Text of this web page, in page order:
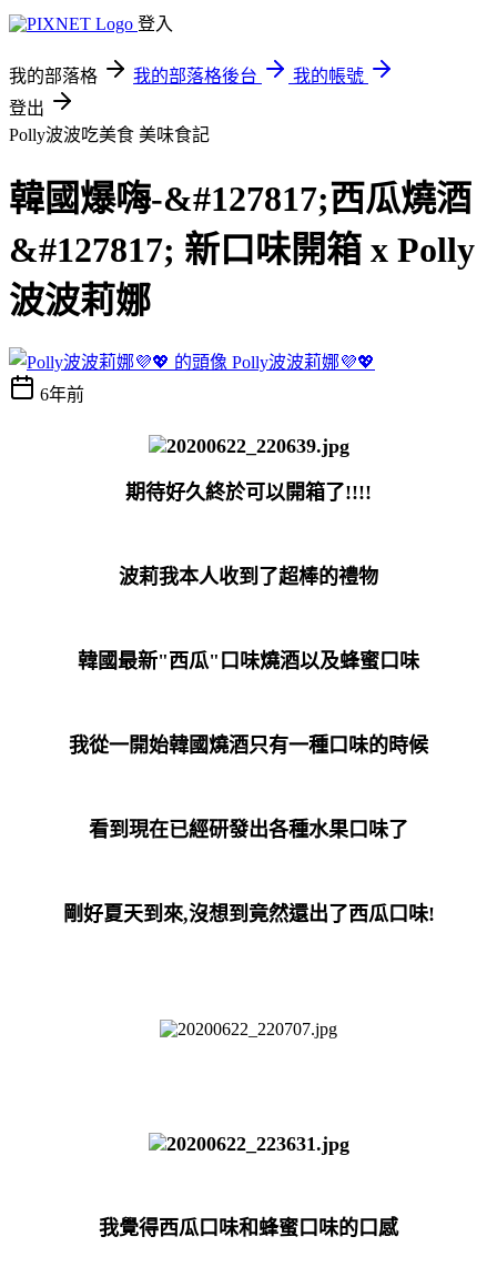
登入
我的部落格 我的部落格後台
我的帳號
登出
Polly波波吃美食 美味食記
韓國爆嗨-&#127817;西瓜燒酒
&#127817; 新口味開箱 x Polly
波波莉娜
Polly波波莉娜💜💖
6年前
期待好久終於可以開箱了!!!!
波莉我本人收到了超棒的禮物
韓國最新"西瓜"口味燒酒以及蜂蜜口味
我從一開始韓國燒酒只有一種口味的時候
看到現在已經研發出各種水果口味了
剛好夏天到來,沒想到竟然還出了西瓜口味!
我覺得西瓜口味和蜂蜜口味的口感